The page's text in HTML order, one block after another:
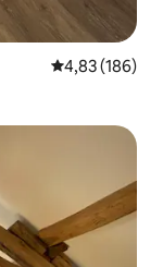
Évaluation
4,83 (186)